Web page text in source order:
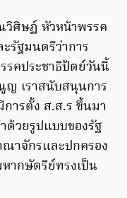
ศิษฏ์ หัวหน้าพรรค
รัฐมนตรีว่าการ
รคประชาธิปัตย์วันนี้
ญ เราสนับสนุนการ
ารตั้ง ส.ส.ร ขึ้นมา
ด้วยรูปแบบของรัฐ
ณาจักรและปกครอง
ากษัตริย์ทรงเป็น